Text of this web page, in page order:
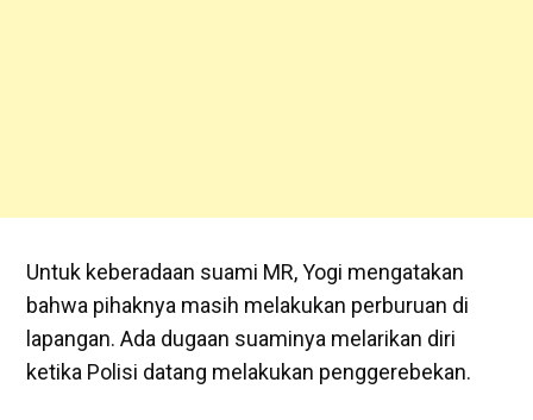
Untuk keberadaan suami MR, Yogi mengatakan
bahwa pihaknya masih melakukan perburuan di
lapangan. Ada dugaan suaminya melarikan diri
ketika Polisi datang melakukan penggerebekan.